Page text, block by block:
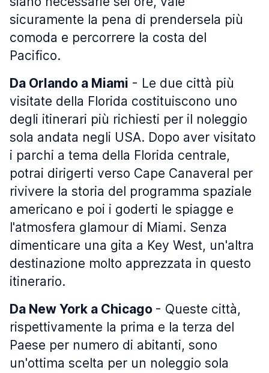
sicuramente la pena di prendersela più
comoda e percorrere la costa del
Pacifico.
Da Orlando a Miami - Le due città più
visitate della Florida costituiscono uno
degli itinerari più richiesti per il noleggio
sola andata negli USA. Dopo aver visitato
i parchi a tema della Florida centrale,
potrai dirigerti verso Cape Canaveral per
rivivere la storia del programma spaziale
americano e poi i goderti le spiagge e
l'atmosfera glamour di Miami. Senza
dimenticare una gita a Key West, un'altra
destinazione molto apprezzata in questo
itinerario.
Da New York a Chicago - Queste città,
rispettivamente la prima e la terza del
Paese per numero di abitanti, sono
un'ottima scelta per un noleggio sola